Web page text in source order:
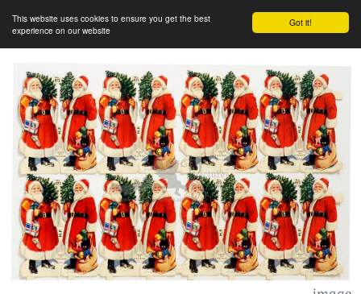
Got it!
This website uses cookies to ensure you get the best
experience on our website